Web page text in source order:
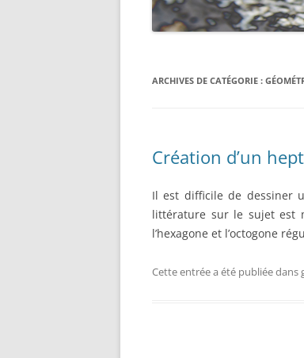
ARCHIVES DE CATÉGORIE :
Création d’un
Il est difficile de dessiner
littérature sur le sujet est
l’hexagone et l’octogone
Cette entrée a été publiée dans